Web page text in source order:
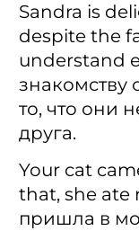
Sandra is
despite the
understand
знакомству
то, что они
друга.
Your cat
that, she ate
пришла в